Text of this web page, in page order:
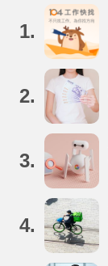
1.
2.
3.
4.